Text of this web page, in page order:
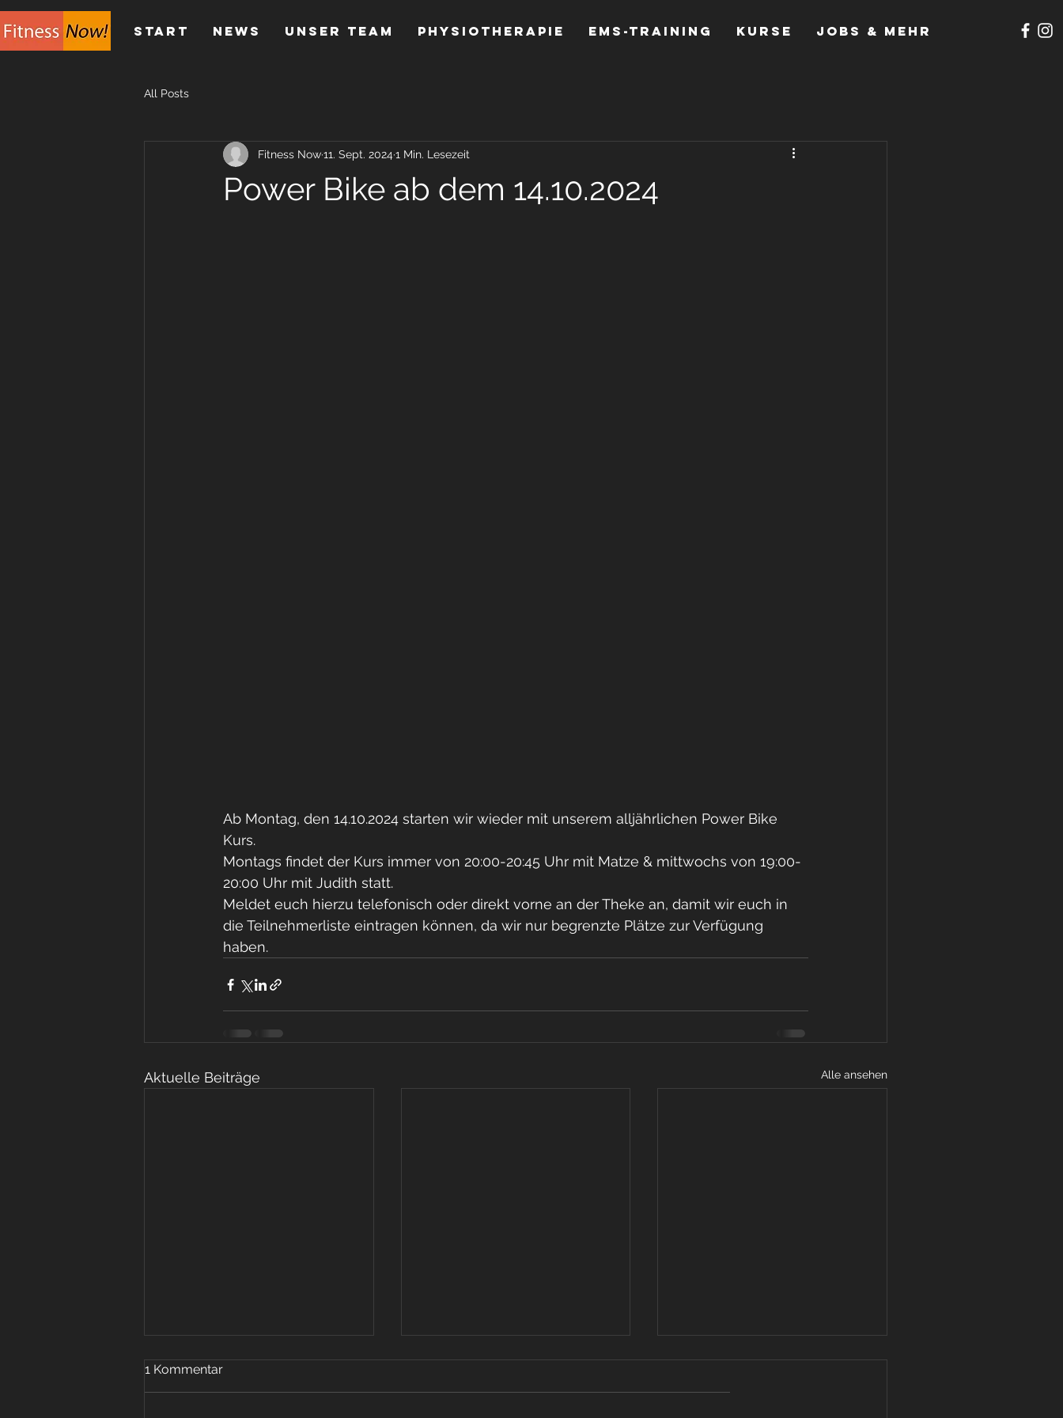
Start News Unser Team Physiotherapie EMS-Training Kurse Jobs & mehr
All Posts
Power Bike ab dem 14.10.2024
Fitness Now11. Sept. 2024 1 Min. Lesezeit
Ab Montag, den 14.10.2024 starten wir wieder mit unserem alljährlichen Power Bike
Kurs.
Montags findet der Kurs immer von 20:00-20:45 Uhr mit Matze & mittwochs von 19:00-
20:00 Uhr mit Judith statt.
Meldet euch hierzu telefonisch oder direkt vorne an der Theke an, damit wir euch in
die Teilnehmerliste eintragen können, da wir nur begrenzte Plätze zur Verfügung
haben.
Aktuelle Beiträge Alle ansehen
1 Kommentar